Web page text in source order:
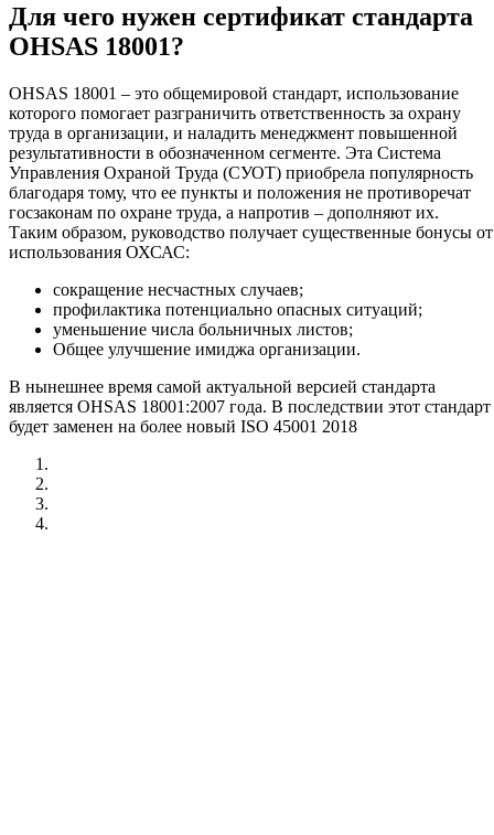
Для чего нужен сертификат стандарта
OHSAS 18001?
OHSAS 18001 – это общемировой стандарт, использование
которого помогает разграничить ответственность за охрану
труда в организации, и наладить менеджмент повышенной
результативности в обозначенном сегменте. Эта Система
Управления Охраной Труда (СУОТ) приобрела популярность
благодаря тому, что ее пункты и положения не противоречат
госзаконам по охране труда, а напротив – дополняют их.
Таким образом, руководство получает существенные бонусы от
использования ОХСАС:
сокращение несчастных случаев;
профилактика потенциально опасных ситуаций;
уменьшение числа больничных листов;
Общее улучшение имиджа организации.
В нынешнее время самой актуальной версией стандарта
является OHSAS 18001:2007 года. В последствии этот стандарт
будет заменен на более новый ISO 45001 2018